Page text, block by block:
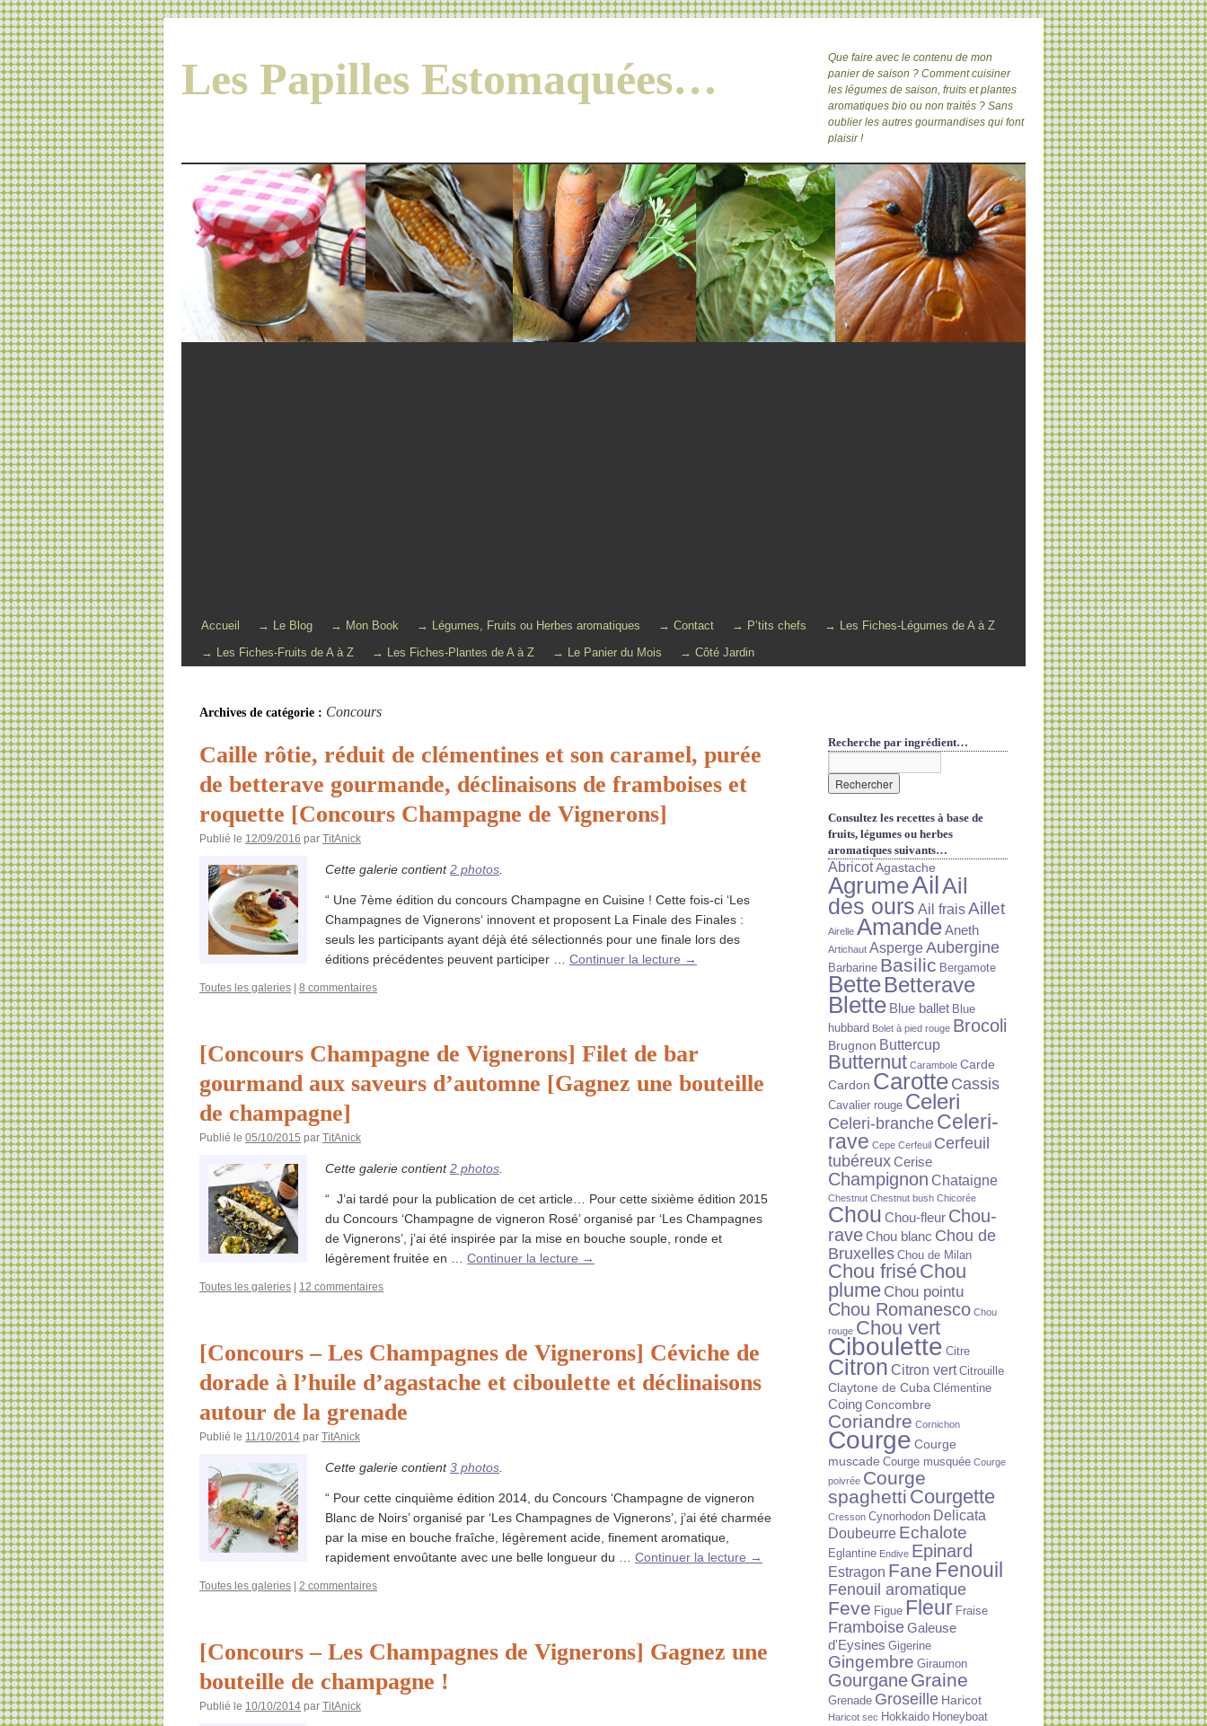
Les Papilles Estomaquées…
Que faire avec le contenu de mon
panier de saison ? Comment cuisiner
les légumes de saison, fruits et plantes
aromatiques bio ou non traités ? Sans
oublier les autres gourmandises qui font
plaisir !
Accueil → Le Blog → Mon Book → Légumes, Fruits ou Herbes aromatiques → Contact → P’tits chefs
→ Les Fiches-Légumes de A à Z
→ Les Fiches-Fruits de A à Z
→ Les Fiches-Plantes de A à Z → Le Panier du Mois → Côté Jardin
Archives de catégorie : Concours
Caille rôtie, réduit de clémentines et son caramel, purée
de betterave gourmande, déclinaisons de framboises et
roquette [Concours Champagne de Vignerons]
Publié le 12/09/2016 par TitAnick
Cette galerie contient2 photos
“ Une 7ème édition du concours Champagne en Cuisine ! Cette fois-ci ‘Les
Champagnes de Vignerons‘ innovent et proposent La Finale des Finales :
seuls les participants ayant déjà été sélectionnés pour une finale lors des
éditions précédentes peuvent participer … Continuer la lecture →
Toutes les galeries 8 commentaires
[Concours Champagne de Vignerons] Filet de bar
gourmand aux saveurs d’automne [Gagnez une bouteille
de champagne]
Publié le 05/10/2015 par TitAnick
Cette galerie contient2 photos
“ J’ai tardé pour la publication de cet article… Pour cette sixième édition 2015
du Concours ‘Champagne de vigneron Rosé’ organisé par ‘Les Champagnes
de Vignerons’, j’ai été inspirée par la mise en bouche souple, ronde et
légèrement fruitée en … Continuer la lecture →
Toutes les galeries 12 commentaires
[Concours – Les Champagnes de Vignerons] Céviche de
dorade à l’huile d’agastache et ciboulette et déclinaisons
autour de la grenade
Publié le 11/10/2014 par TitAnick
Cette galerie contient3 photos
“ Pour cette cinquième édition 2014, du Concours ‘Champagne de vigneron
Blanc de Noirs’ organisé par ‘Les Champagnes de Vignerons’, j’ai été charmée
par la mise en bouche fraîche, légèrement acide, finement aromatique,
rapidement envoûtante avec une belle longueur du … Continuer la lecture →
Toutes les galeries 2 commentaires
[Concours – Les Champagnes de Vignerons] Gagnez une
bouteille de champagne !
Publié le 10/10/2014 par TitAnick
Recherche par ingrédient…
Consultez les recettes à base de
fruits, légumes ou herbes
aromatiques suivants…
AbricotAgastache
AgrumeAilAil
des ours Ail fraisAillet
Airelle AmandeAneth
Artichaut AspergeAubergine
Barbarine Basilic Bergamote
BetteBetterave
Blette Blue ballet Blue
hubbard Bolet à pied rouge Brocoli
Brugnon Buttercup
Butternut Carambole Carde
Cardon Carotte Cassis
Cavalier rouge Celeri
Celeri-branche Celeri-
rave Cepe Cerfeuil Cerfeuil
tubéreuxCerise
Champignon Chataigne
Chestnut Chestnut bush Chicorée
Chou Chou-fleur Chou-
raveChou blanc Chou de
Bruxelles Chou de Milan
Chou friséChou
plume Chou pointu
Chou Romanesco Chou
rouge Chou vert
Ciboulette Citre
Citron Citron vert Citrouille
Claytone de Cuba Clémentine
CoingConcombre
Coriandre Cornichon
Courge Courge
muscade Courge musquée Courge
poivrée Courge
spaghetti Courgette
Cresson Cynorhodon Delicata
Doubeurre Echalote
Eglantine Endive Epinard
Estragon Fane Fenouil
Fenouil aromatique
Feve Figue Fleur Fraise
FramboiseGaleuse
d'Eysines Gigerine
Gingembre Giraumon
GourganeGraine
Grenade Groseille Haricot
Haricot sec Hokkaido Honeyboat